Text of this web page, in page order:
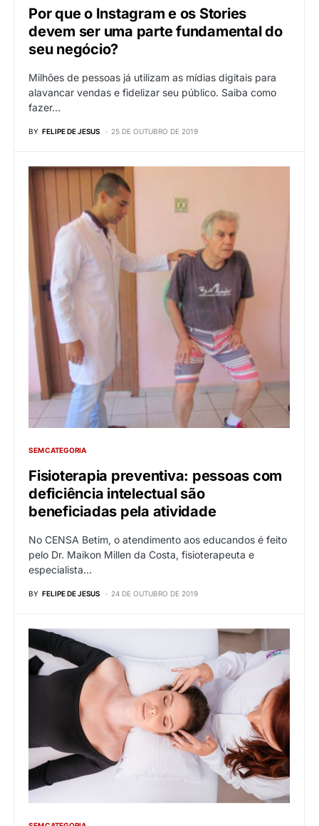
Por que o Instagram e os Stories
devem ser uma parte fundamental do
seu negócio?
Milhões de pessoas já utilizam as mídias digitais para
alavancar vendas e fidelizar seu público. Saiba como
fazer…
BY FELIPE DE JESUS 25 DE OUTUBRO DE 2019
SEM CATEGORIA
Fisioterapia preventiva: pessoas com
deficiência intelectual são
beneficiadas pela atividade
No CENSA Betim, o atendimento aos educandos é feito
pelo Dr. Maikon Millen da Costa, fisioterapeuta e
especialista…
BY FELIPE DE JESUS 24 DE OUTUBRO DE 2019